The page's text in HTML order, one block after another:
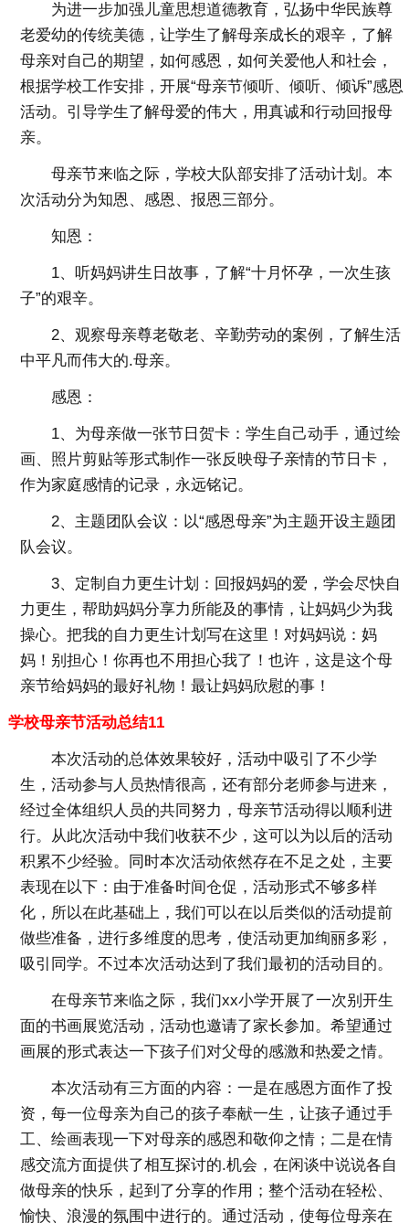
为进一步加强儿童思想道德教育，弘扬中华民族尊
老爱幼的传统美德，让学生了解母亲成长的艰辛，了解
母亲对自己的期望，如何感恩，如何关爱他人和社会，
根据学校工作安排，开展“母亲节倾听、倾听、倾诉”感恩
活动。引导学生了解母爱的伟大，用真诚和行动回报母
亲。
母亲节来临之际，学校大队部安排了活动计划。本
次活动分为知恩、感恩、报恩三部分。
知恩：
1、听妈妈讲生日故事，了解“十月怀孕，一次生孩
子”的艰辛。
2、观察母亲尊老敬老、辛勤劳动的案例，了解生活
中平凡而伟大的.母亲。
感恩：
1、为母亲做一张节日贺卡：学生自己动手，通过绘
画、照片剪贴等形式制作一张反映母子亲情的节日卡，
作为家庭感情的记录，永远铭记。
2、主题团队会议：以“感恩母亲”为主题开设主题团
队会议。
3、定制自力更生计划：回报妈妈的爱，学会尽快自
力更生，帮助妈妈分享力所能及的事情，让妈妈少为我
操心。把我的自力更生计划写在这里！对妈妈说：妈
妈！别担心！你再也不用担心我了！也许，这是这个母
亲节给妈妈的最好礼物！最让妈妈欣慰的事！
学校母亲节活动总结11
本次活动的总体效果较好，活动中吸引了不少学
生，活动参与人员热情很高，还有部分老师参与进来，
经过全体组织人员的共同努力，母亲节活动得以顺利进
行。从此次活动中我们收获不少，这可以为以后的活动
积累不少经验。同时本次活动依然存在不足之处，主要
表现在以下：由于准备时间仓促，活动形式不够多样
化，所以在此基础上，我们可以在以后类似的活动提前
做些准备，进行多维度的思考，使活动更加绚丽多彩，
吸引同学。不过本次活动达到了我们最初的活动目的。
在母亲节来临之际，我们xx小学开展了一次别开生
面的书画展览活动，活动也邀请了家长参加。希望通过
画展的形式表达一下孩子们对父母的感激和热爱之情。
本次活动有三方面的内容：一是在感恩方面作了投
资，每一位母亲为自己的孩子奉献一生，让孩子通过手
工、绘画表现一下对母亲的感恩和敬仰之情；二是在情
感交流方面提供了相互探讨的.机会，在闲谈中说说各自
做母亲的快乐，起到了分享的作用；整个活动在轻松、
愉快、浪漫的氛围中进行的。通过活动，使每位母亲在